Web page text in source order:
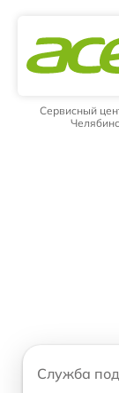
Сервисный
Служба